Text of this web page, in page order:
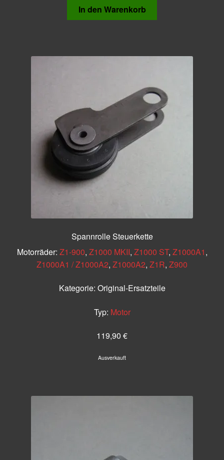
In den Warenkorb
Spannrolle Steuerkette
Motorräder: Z1-900, Z1000 MKII, Z1000 ST, Z1000A1,
Z1000A1 / Z1000A2, Z1000A2, Z1R, Z900
Kategorie: Original-Ersatzteile
Typ: Motor
119,90 €
Ausverkauft